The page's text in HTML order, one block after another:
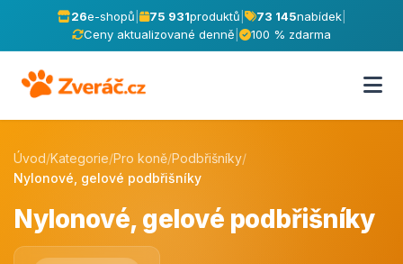
26e-shopů 75 931produktů 73 145nabídek|
Ceny aktualizované denně
100 % zdarma
Úvod/Kategorie/Pro koně/Podbřišníky/
Nylonové, gelové podbřišníky
Nylonové, gelové podbřišníky